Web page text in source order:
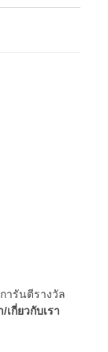
ารันตีรางวัล
กี่ยวกับเรา